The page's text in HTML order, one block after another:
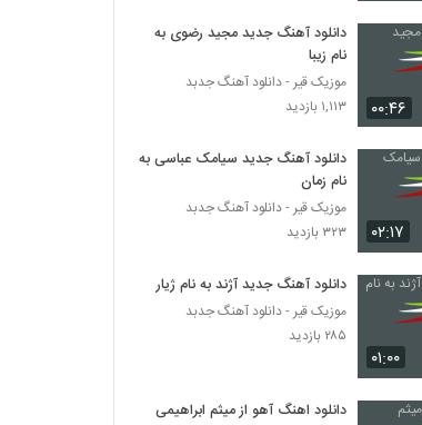
۵۱۶ بازدید
محسن اسدزاده آهنگ احساس آبی
۶۶۳ بازدید
موزیک زیبای های و هوی از یوسف شیوخی
آهنگ بم بند بنام مبهم
۴۵۸ بازدید
موزیک زیبای لحظه های بی کسی از حسن
۶۴۶ بازدید
۰۰:۴۶
دانلود آهنگ جدید مجید رضوی به
نام زیبا
موزیک قیر - دانلود آهنگ جدبد
۱,۱۱۳ بازدید
۰۲:۱۷
دانلود آهنگ جدید سیامک عباسی به
نام زمان
موزیک قیر - دانلود آهنگ جدبد
۳۲۳ بازدید
۰۱:۰۰
دانلود آهنگ جدید آژند به نام ژیار
موزیک قیر - دانلود آهنگ جدبد
۲۸۵ بازدید
دانلود اهنگ آهو از میثم ابراهیمی